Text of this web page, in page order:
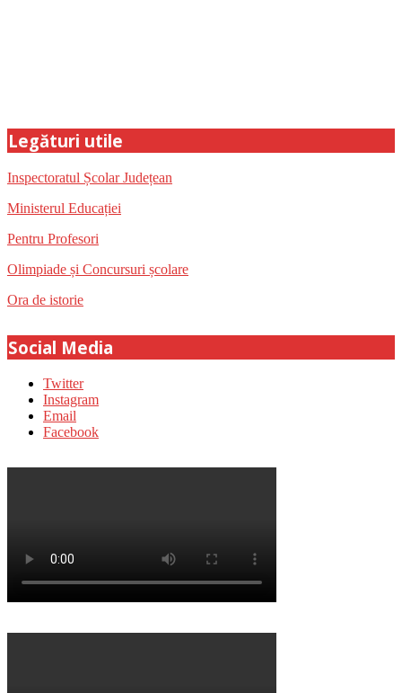
Legături utile
Inspectoratul Școlar Județean
Ministerul Educației
Pentru Profesori
Olimpiade și Concursuri școlare
Ora de istorie
Social Media
Twitter
Instagram
Email
Facebook